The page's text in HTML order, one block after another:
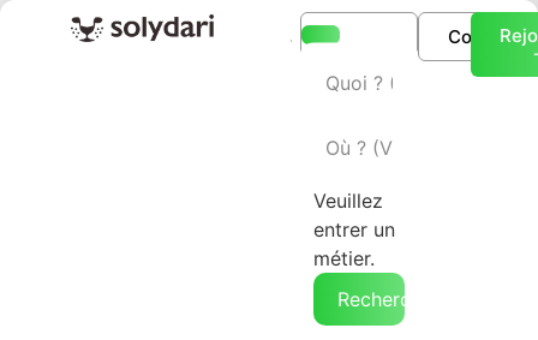
Veuillez
entrer un
métier.
Rechercher →